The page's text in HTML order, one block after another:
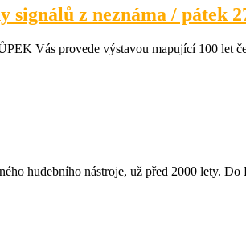
z neznáma / pátek
Vás provede výstavou mapující 100 let
hudebního nástroje, už před 2000 lety.